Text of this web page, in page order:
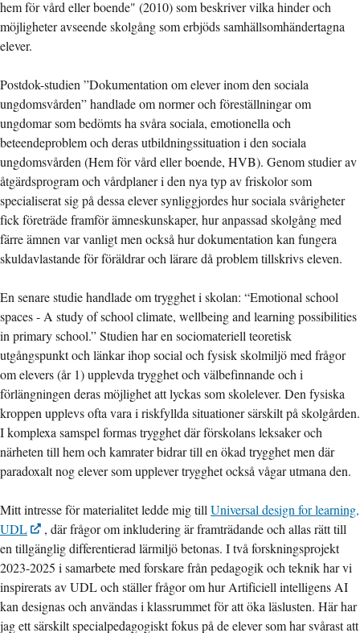
hem för vård eller boende" (2010) som beskriver vilka hinder och
möjligheter avseende skolgång som erbjöds samhällsomhändertagna
elever.
Postdok-studien ”Dokumentation om elever inom den sociala
ungdomsvården” handlade om normer och föreställningar om
ungdomar som bedömts ha svåra sociala, emotionella och
beteendeproblem och deras utbildningssituation i den sociala
ungdomsvården (Hem för vård eller boende, HVB). Genom studier av
åtgärdsprogram och vårdplaner i den nya typ av friskolor som
specialiserat sig på dessa elever synliggjordes hur sociala svårigheter
fick företräde framför ämneskunskaper, hur anpassad skolgång med
färre ämnen var vanligt men också hur dokumentation kan fungera
skuldavlastande för föräldrar och lärare då problem tillskrivs eleven.
En senare studie handlade om trygghet i skolan: “Emotional school
spaces - A study of school climate, wellbeing and learning possibilities
in primary school.” Studien har en sociomateriell teoretisk
utgångspunkt och länkar ihop social och fysisk skolmiljö med frågor
om elevers (år 1) upplevda trygghet och välbefinnande och i
förlängningen deras möjlighet att lyckas som skolelever. Den fysiska
kroppen upplevs ofta vara i riskfyllda situationer särskilt på skolgården.
I komplexa samspel formas trygghet där förskolans leksaker och
närheten till hem och kamrater bidrar till en ökad trygghet men där
paradoxalt nog elever som upplever trygghet också vågar utmana den.
Mitt intresse för materialitet ledde mig till Universal design for learning,
UDL
, där frågor om inkludering är framträdande och allas rätt till
en tillgänglig differentierad lärmiljö betonas. I två forskningsprojekt
2023-2025 i samarbete med forskare från pedagogik och teknik har vi
inspirerats av UDL och ställer frågor om hur Artificiell intelligens AI
kan designas och användas i klassrummet för att öka läslusten. Här har
jag ett särskilt specialpedagogiskt fokus på de elever som har svårast att